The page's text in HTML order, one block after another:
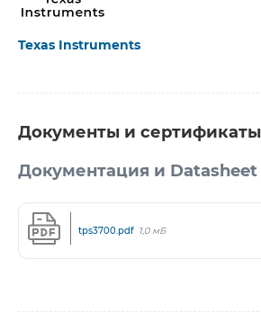
Texas Instruments
Документы и сертификаты
Документация и Datasheet
tps3700.pdf 1,0 мБ